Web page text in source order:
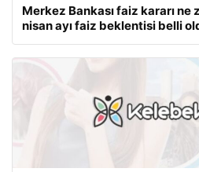
Merkez Bankası faiz kararı
nisan ayı faiz beklentisi belli